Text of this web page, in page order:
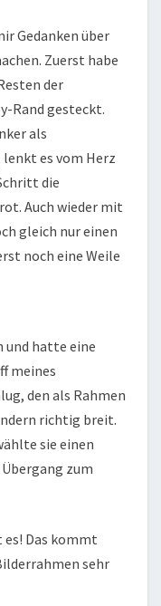
Gedanken über
Zuerst habe
der
Rand gesteckt.
als
lenkt es vom Herz
die
Auch wieder mit
gleich nur einen
noch eine Weile
und hatte eine
meines
den als Rahmen
richtig breit.
sie einen
zum
Das kommt
sehr